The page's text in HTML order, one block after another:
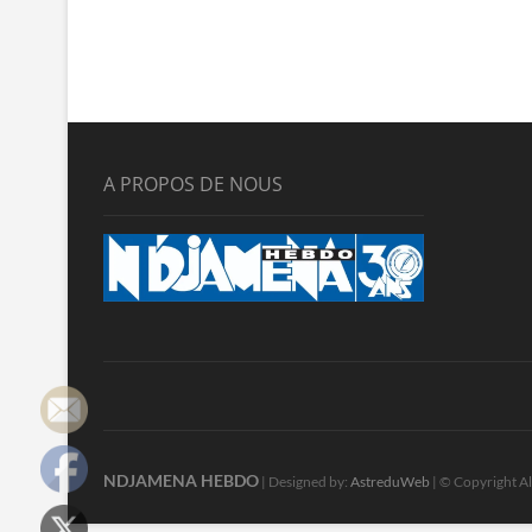
A PROPOS DE NOUS
NDJAMENA HEBDO | Designed by: AstreduWeb | © Copyright